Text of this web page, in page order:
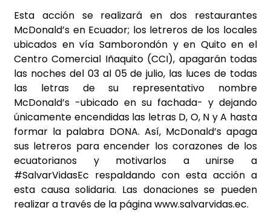
Esta acción se realizará en dos restaurantes
McDonald’s en Ecuador; los letreros de los locales
ubicados en vía Samborondón y en Quito en el
Centro Comercial Iñaquito (CCI), apagarán todas
las noches del 03 al 05 de julio, las luces de todas
las letras de su representativo nombre
McDonald’s -ubicado en su fachada- y dejando
únicamente encendidas las letras D, O, N y A hasta
formar la palabra DONA. Así, McDonald’s apaga
sus letreros para encender los corazones de los
ecuatorianos y motivarlos a unirse a
#SalvarVidasEc respaldando con esta acción a
esta causa solidaria. Las donaciones se pueden
realizar a través de la página www.salvarvidas.ec.